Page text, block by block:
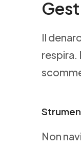
Il
respira.
Non